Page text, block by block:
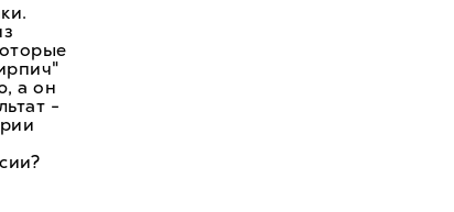
а он
-